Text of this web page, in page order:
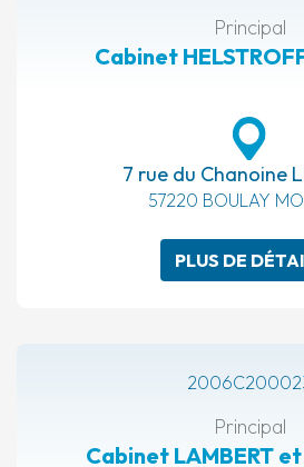
Principal
Cabinet
7 rue du Chanoine
57220 BOULAY
PLUS DE
Principal
Cabinet LAMBERT et